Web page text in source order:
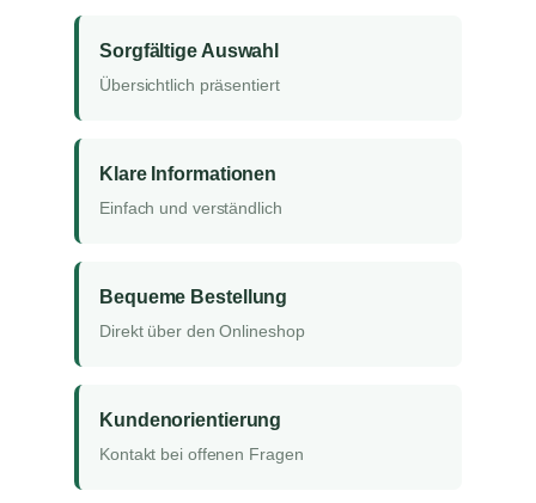
Sorgfältige Auswahl
Übersichtlich präsentiert
Klare Informationen
Einfach und verständlich
Bequeme Bestellung
Direkt über den Onlineshop
Kundenorientierung
Kontakt bei offenen Fragen